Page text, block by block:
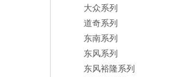
大众系列
道奇系列
东南系列
东风系列
东风裕隆系列